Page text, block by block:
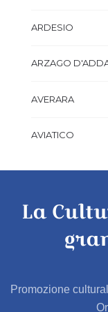
ARDESIO
ARZAGO
AVERARA
AVIATICO
AZZANO SAN
AZZONE
BAGNATICA
La
Promozione